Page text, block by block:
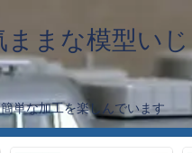
ままな模型い
単な加工を楽しんでいます